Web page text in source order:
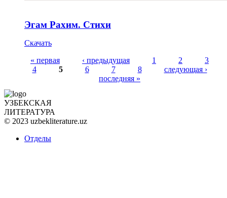
Эгам Рахим. Стихи
Скачать
Страницы
« первая ‹ предыдущая 1 2
3
4
5 6 7 8
следующая ›
последняя »
УЗБЕКСКАЯ
ЛИТЕРАТУРА
© 2023 uzbekliterature.uz
Отделы